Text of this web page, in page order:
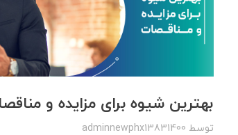
بهترین شیوه‌ برای مزایده‌ و
توسط adminnewphx13831400